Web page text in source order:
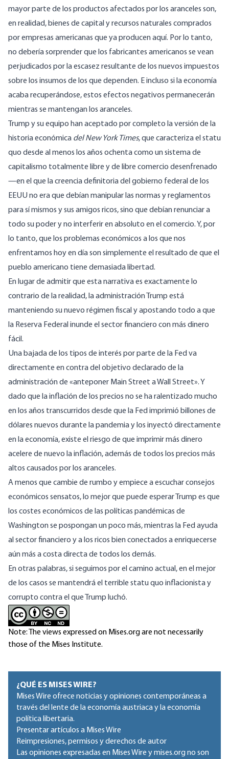
mayor parte de los productos afectados por los aranceles son,
en realidad, bienes de capital y recursos naturales comprados
por empresas americanas que ya producen aquí. Por lo tanto,
no debería sorprender que los fabricantes americanos se vean
perjudicados por la escasez resultante de los nuevos impuestos
sobre los insumos de los que dependen. E incluso si la economía
acaba recuperándose, estos efectos negativos permanecerán
mientras se mantengan los aranceles.
Trump y su equipo han aceptado por completo la versión de la
historia económica del New York Times, que caracterizael statu
quo desde al menos los años ochenta como un sistema de
capitalismo totalmente libre y de libre comercio desenfrenado
—en el que la creencia definitoria del gobierno federal de los
EEUU no era que debían manipular las normas y reglamentos
para sí mismos y sus amigos ricos, sino que debían renunciar a
todo su poder y no interferir en absoluto en el comercio. Y, por
lo tanto, que los problemas económicos a los que nos
enfrentamos hoy en día son simplemente el resultado de que el
pueblo americano tiene demasiada libertad.
En lugar de admitir que esta narrativa es exactamente lo
contrario de la realidad, la administración Trump está
manteniendo su nuevo régimen fiscal y apostando todo a que
la Reserva Federal inunde el sector financiero con más dinero
fácil.
Una bajada de los tipos de interés por parte de la Fed va
directamente en contra del objetivo declarado de la
administración de «anteponer Main Street a Wall Street». Y
dado que la inflación de los precios no se ha ralentizado mucho
en los años transcurridos desde que la Fed imprimió billones de
dólares nuevos durante la pandemia y los inyectó directamente
en la economía, existe el riesgo de que imprimir más dinero
acelere de nuevo la inflación, además de todos los precios más
altos causados por los aranceles.
A menos que cambie de rumbo y empiece a escuchar consejos
económicos sensatos, lo mejor que puede esperar Trump es que
los costes económicos de las políticas pandémicas de
Washington se pospongan un poco más, mientras la Fed ayuda
al sector financiero y a los ricos bien conectados a enriquecerse
aún más a costa directa de todos los demás.
En otras palabras, si seguimos por el camino actual, en el mejor
de los casos se mantendrá el terrible statu quo inflacionista y
corrupto contra el que Trump luchó.
Note: The views expressed on Mises.org are not necessarily
those of the Mises Institute.
¿QUÉ ES MISES WIRE?
Mises Wire ofrece noticias y opiniones contemporáneas a
través del lente de la economía austriaca y la economía
política libertaria.
Presentar artículos a Mises Wire
Reimpresiones, permisos y derechos de autor
Las opiniones expresadas en Mises Wire y mises.org no son